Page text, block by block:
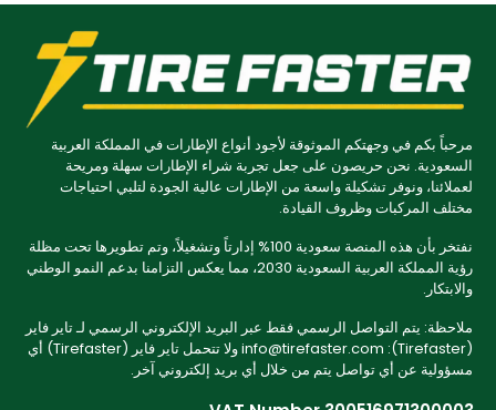
مرحباً بكم في وجهتكم الموثوقة لأجود أنواع الإطارات في المملكة العربية
السعودية. نحن حريصون على جعل تجربة شراء الإطارات سهلة ومريحة
لعملائنا، ونوفر تشكيلة واسعة من الإطارات عالية الجودة لتلبي احتياجات
مختلف المركبات وظروف القيادة.
نفتخر بأن هذه المنصة سعودية 100% إدارتاً وتشغيلاً، وتم تطويرها تحت مظلة
رؤية المملكة العربية السعودية 2030، مما يعكس التزامنا بدعم النمو الوطني
والابتكار.
ملاحظة: يتم التواصل الرسمي فقط عبر البريد الإلكتروني الرسمي لـ تاير فاير
(Tirefaster): info@tirefaster.com ولا تتحمل تاير فاير (Tirefaster) أي
مسؤولية عن أي تواصل يتم من خلال أي بريد إلكتروني آخر.